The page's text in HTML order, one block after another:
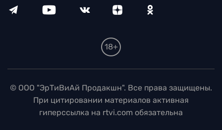
18+
© ООО "ЭрТиВиАй Продакшн". Все права защищены.
При цитировании материалов активная
гиперссылка на rtvi.com обязательна